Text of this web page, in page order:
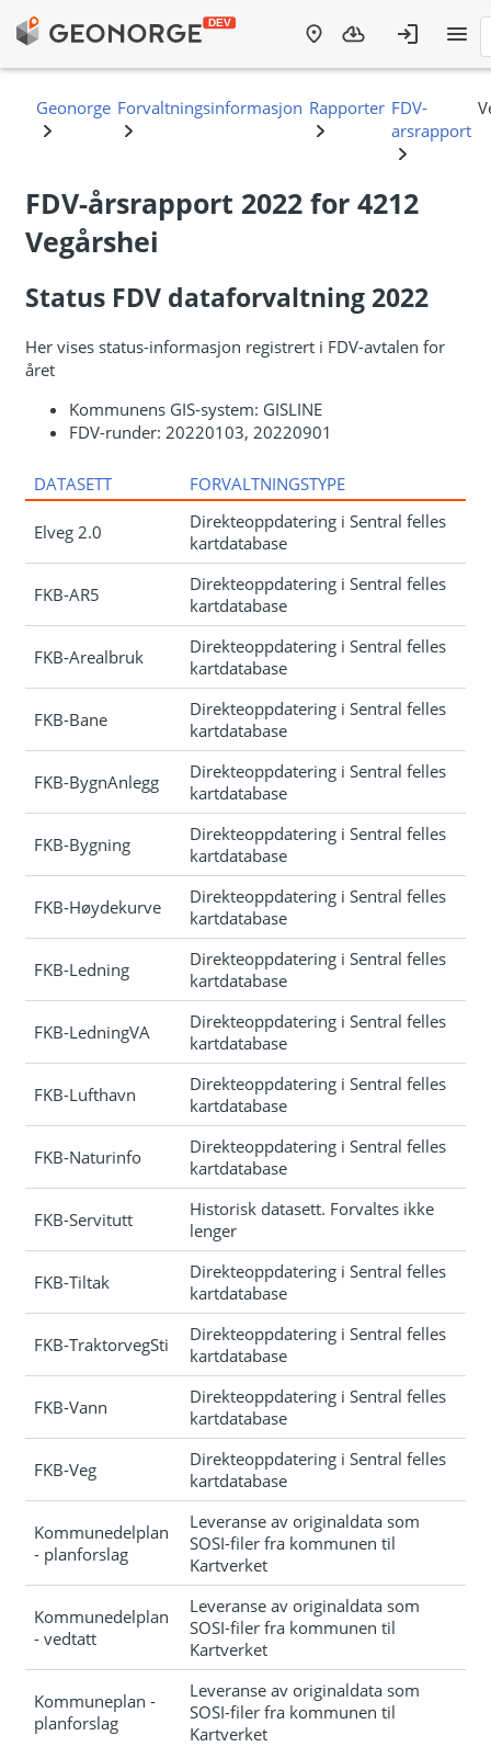
FDV-årsrapport 2022 for 4212
Vegårshei
Status FDV dataforvaltning 2022
Her vises status-informasjon registrert i FDV-avtalen for
året
Kommunens GIS-system: GISLINE
FDV-runder: 20220103, 20220901
DATASETT FORVALTNINGSTYPE
Elveg 2.0
Direkteoppdatering i Sentral felles
kartdatabase
FKB-AR5
Direkteoppdatering i Sentral felles
kartdatabase
FKB-Arealbruk
Direkteoppdatering i Sentral felles
kartdatabase
FKB-Bane
Direkteoppdatering i Sentral felles
kartdatabase
FKB-BygnAnlegg
Direkteoppdatering i Sentral felles
kartdatabase
FKB-Bygning
Direkteoppdatering i Sentral felles
kartdatabase
FKB-Høydekurve
Direkteoppdatering i Sentral felles
kartdatabase
FKB-Ledning
Direkteoppdatering i Sentral felles
kartdatabase
FKB-LedningVA
Direkteoppdatering i Sentral felles
kartdatabase
FKB-Lufthavn
Direkteoppdatering i Sentral felles
kartdatabase
FKB-Naturinfo
Direkteoppdatering i Sentral felles
kartdatabase
FKB-Servitutt
Historisk datasett. Forvaltes ikke
lenger
FKB-Tiltak
Direkteoppdatering i Sentral felles
kartdatabase
FKB-TraktorvegSti
Direkteoppdatering i Sentral felles
kartdatabase
FKB-Vann
Direkteoppdatering i Sentral felles
kartdatabase
FKB-Veg
Direkteoppdatering i Sentral felles
kartdatabase
Kommunedelplan
- planforslag
Leveranse av originaldata som
SOSI-filer fra kommunen til
Kartverket
Kommunedelplan
- vedtatt
Leveranse av originaldata som
SOSI-filer fra kommunen til
Kartverket
Kommuneplan -
planforslag
Leveranse av originaldata som
SOSI-filer fra kommunen til
Kartverket